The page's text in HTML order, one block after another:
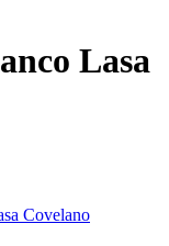
Lasa